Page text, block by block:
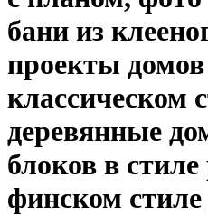
бани из
проекты
классическом
деревянные
блоков в
финском стиле